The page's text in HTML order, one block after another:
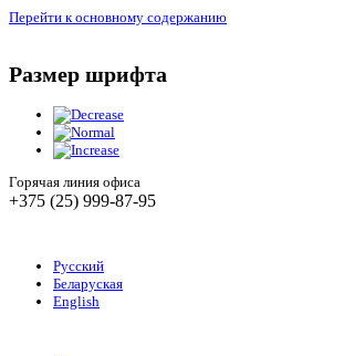
Перейти к основному содержанию
Размер шрифта
Горячая линия офиса
+375 (25) 999-87-95
Русский
Беларуская
English